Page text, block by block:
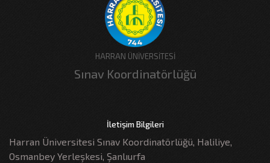
HARRAN ÜNİVERSİTESİ
Sınav Koordinatörlüğü
İletişim Bilgileri
Harran Üniversitesi Sınav Koordinatörlüğü, Haliliye,
Osmanbey Yerleşkesi, Şanlıurfa